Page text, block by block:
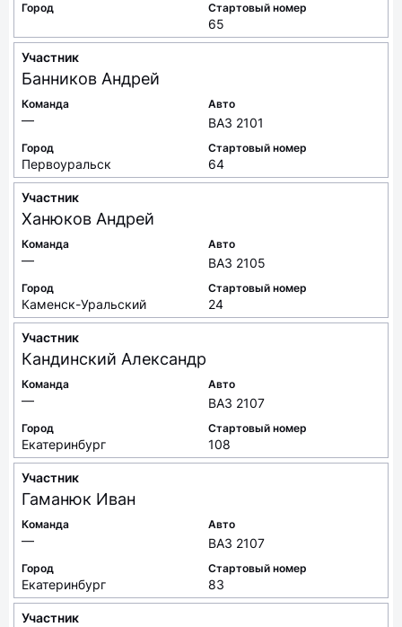
Город Стартовый номер
65
Участник
Банников Андрей
Команда
—
Авто
ВАЗ 2101
Город
Первоуральск
Стартовый номер
64
Участник
Ханюков Андрей
Команда
—
Авто
ВАЗ 2105
Город
Каменск-Уральский
Стартовый номер
24
Участник
Кандинский Александр
Команда
—
Авто
ВАЗ 2107
Город
Екатеринбург
Стартовый номер
108
Участник
Гаманюк Иван
Команда
—
Авто
ВАЗ 2107
Город
Екатеринбург
Стартовый номер
83
Участник